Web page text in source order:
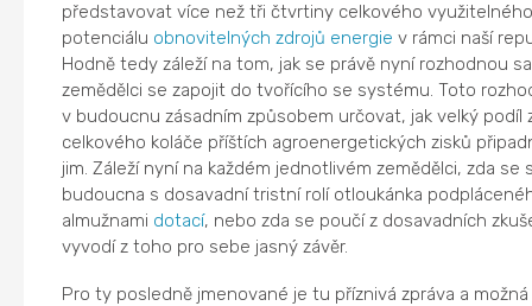
představovat více než tři čtvrtiny celkového
potenciálu obnovitelných zdrojů energie v rámci naší
Hodně tedy záleží na tom, jak se právě nyní rozhodnou
zemědělci se zapojit do tvořícího se systému. Toto
v budoucnu zásadním způsobem určovat, jak velký podíl
celkového koláče příštích agroenergetických zisků
jim. Záleží nyní na každém jednotlivém zemědělci, zda se
budoucna s dosavadní tristní rolí otloukánka
almužnami dotací, nebo zda se poučí z dosavadních
vyvodí z toho pro sebe jasný závěr.
Pro ty posledně jmenované je tu příznivá zpráva a možná